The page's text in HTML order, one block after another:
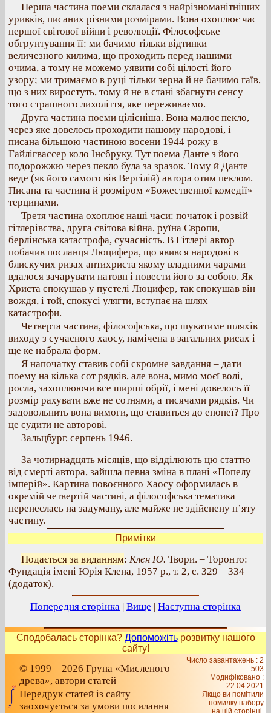
Перша частина поеми склалася з найрізноманітніших
уривків, писаних різними розмірами. Вона охоплює час
першої світової війни і революції. Філософське
обгрунтування її: ми бачимо тільки відтинки
величезного килима, що проходить перед нашими
очима, а тому не можемо уявити собі цілості його
узору; ми тримаємо в руці тільки зерна й не бачимо гаїв,
що з них виростуть, тому й не в стані збагнути сенсу
того страшного лихоліття, яке переживаємо.
Друга частина поеми цілісніша. Вона малює пекло,
через яке довелось проходити нашому народові, і
писана більшою частиною восени 1944 рожу в
Гайлігвассер коло Інсбруку. Тут поема Данте з його
подорожжю через пекло була за зразок. Тому й Данте
веде (як його самого вів Вергілій) автора отим пеклом.
Писана та частина й розміром «Божественної комедії» –
терцинами.
Третя частина охоплює наші часи: початок і розвій
гітлерівства, друга світова війна, руїна Європи,
берлінська катастрофа, сучасність. В Гітлері автор
побачив посланця Люцифера, що явився народові в
блискучих ризах антихриста якому владними чарами
вдалося зачарувати натовп і повести його за собою. Як
Христа спокушав у пустелі Люцифер, так спокушав він
вождя, і той, спокусі улягти, вступає на шлях
катастрофи.
Четверта частина, філософська, що шукатиме шляхів
виходу з сучасного хаосу, намічена в загальних рисах і
ще ке набрала форм.
Я напочатку ставив собі скромне завдання – дати
поему на кілька сот рядків, але вона, мимо моєї волі,
росла, захоплюючи все ширші обрії, і мені довелось її
розмір рахувати вже не сотнями, а тисячами рядків. Чи
задовольнить вона вимоги, що ставиться до епопеї? Про
це судити не авторові.
Зальцбург, серпень 1946.
За чотирнадцять місяців, що відділюють цю статтю
від смерті автора, зайшла певна зміна в плані «Попелу
імперій». Картина повоєнного Хаосу оформилась в
окремій четвертій частині, а філософська тематика
перенеслась на задуману, але майже не здійснену п’яту
частину.
Примітки
Подається за виданням: Клен Ю. Твори. – Торонто:
Фундація імені Юрія Клена, 1957 р., т. 2, с. 329 – 334
(додаток).
Попередня сторінка | Вище | Наступна сторінка
Сподобалась сторінка? Допоможітьрозвитку нашого
сайту!
© 1999 – 2026 Група «Мисленого
древа», автори статей
Передрук статей із сайту
заохочується за умови посилання
Число завантажень : 2
503
Модифіковано :
22.04.2021
Якщо ви помітили
помилку набору
на цiй сторiнцi,